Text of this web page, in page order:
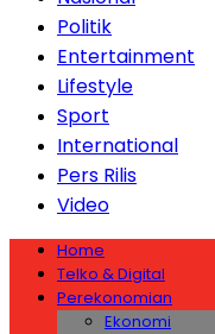
Politik
Entertainment
Lifestyle
Sport
International
Pers Rilis
Video
Home
Telko & Digital
Perekonomian
Ekonomi